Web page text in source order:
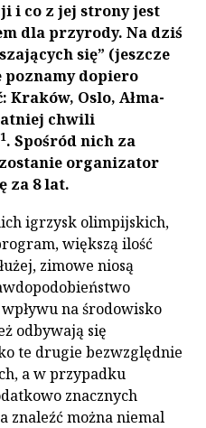
i co z jej strony jest
dla przyrody. Na dziś
się” (jeszcze
poznamy dopiero
Kraków, Oslo, Ałma-
chwili
1. Spośród nich za
organizator
za 8 lat.
igrzysk olimpijskich,
większą ilość
zimowe niosą
na środowisko
odbywają się
te drugie bezwzględnie
a w przypadku
znacznych
znaleźć można niemal